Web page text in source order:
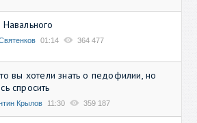
01:14 364 477
вы хотели знать о педофилии, но
спросить
Крылов 11:30 359 187